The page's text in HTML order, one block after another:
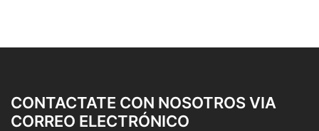
CONTACTATE CON NOSOTROS VIA
CORREO ELECTRÓNICO